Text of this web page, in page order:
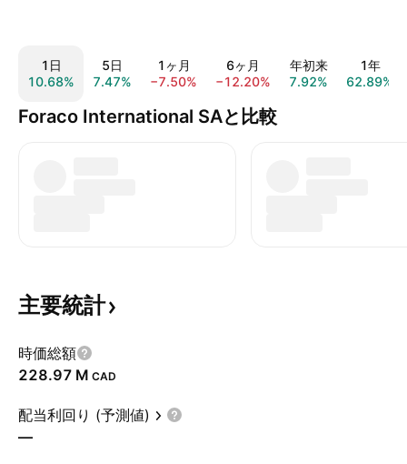
1日
10.68%
5日
7.47%
1ヶ月
−7.50%
6ヶ月
−12.20%
年初来
7.92%
1年
62.89%
Foraco International SAと比較
主要統計
時価総額
‪228.97 M‬ CAD
配当利回り (予測値)
—